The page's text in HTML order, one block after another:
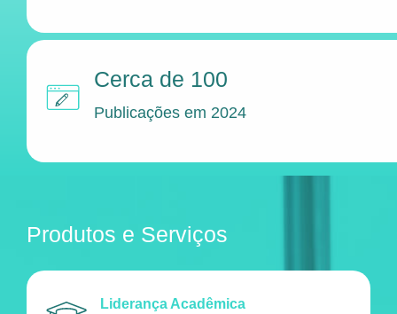
Cerca de 100
Publicações em 2024
Produtos e Serviços
Liderança Acadêmica